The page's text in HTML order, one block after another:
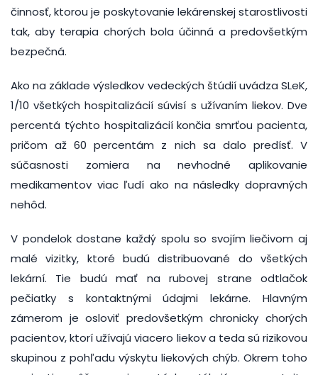
činnosť, ktorou je poskytovanie lekárenskej starostlivosti
tak, aby terapia chorých bola účinná a predovšetkým
bezpečná.
Ako na základe výsledkov vedeckých štúdií uvádza SLeK,
1/10 všetkých hospitalizácií súvisí s užívaním liekov. Dve
percentá týchto hospitalizácií končia smrťou pacienta,
pričom až 60 percentám z nich sa dalo predísť. V
súčasnosti zomiera na nevhodné aplikovanie
medikamentov viac ľudí ako na následky dopravných
nehôd.
V pondelok dostane každý spolu so svojím liečivom aj
malé vizitky, ktoré budú distribuované do všetkých
lekární. Tie budú mať na rubovej strane odtlačok
pečiatky s kontaktnými údajmi lekárne. Hlavným
zámerom je osloviť predovšetkým chronicky chorých
pacientov, ktorí užívajú viacero liekov a teda sú rizikovou
skupinou z pohľadu výskytu liekových chýb. Okrem toho